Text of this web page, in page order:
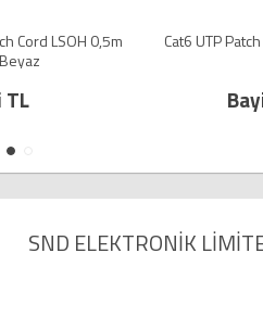
Cord LSOH 0,5m
Beyaz
TL
Cat6 UTP
SND ELEKTRONİK